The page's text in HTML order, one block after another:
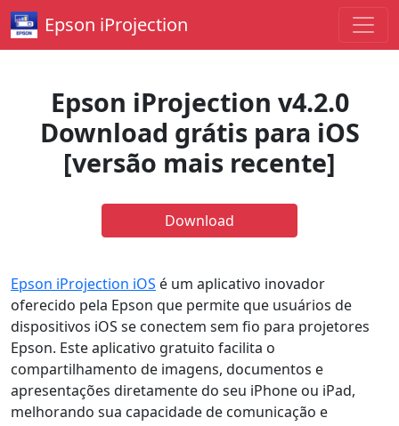
Epson iProjection
Epson iProjection v4.2.0
Download grátis para iOS
[versão mais recente]
Download
Epson iProjection iOS é um aplicativo inovador
oferecido pela Epson que permite que usuários de
dispositivos iOS se conectem sem fio para projetores
Epson. Este aplicativo gratuito facilita o
compartilhamento de imagens, documentos e
apresentações diretamente do seu iPhone ou iPad,
melhorando sua capacidade de comunicação e